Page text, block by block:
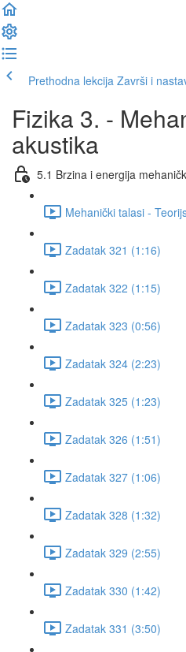
Prethodna lekcija Završi i
Fizika 3. -
akustika
5.1 Brzina i energija
Mehanički talasi -
Zadatak 321 (1:16)
Zadatak 322 (1:15)
Zadatak 323 (0:56)
Zadatak 324 (2:23)
Zadatak 325 (1:23)
Zadatak 326 (1:51)
Zadatak 327 (1:06)
Zadatak 328 (1:32)
Zadatak 329 (2:55)
Zadatak 330 (1:42)
Zadatak 331 (3:50)